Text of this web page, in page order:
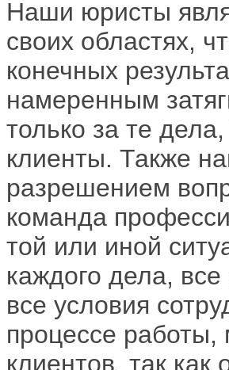
Наши юристы
своих областях,
конечных
намеренным
только за те
клиенты. Также
разрешением
команда
той или иной
каждого дела,
все условия
процессе
клиентов, так как